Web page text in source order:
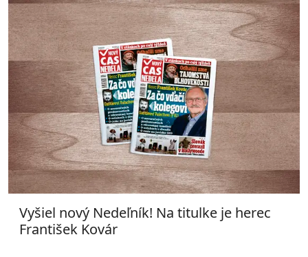
Vyšiel nový Nedeľník! Na titulke je herec
František Kovár